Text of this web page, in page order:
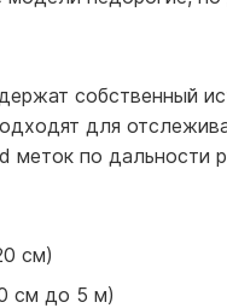
собственный
для
меток по дальности
см)
см до 5 м)